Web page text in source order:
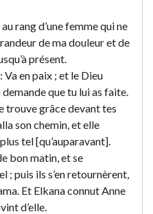
rang d’une femme qui ne
de ma douleur et de
présent.
en paix ; et le Dieu
que tu lui as faite.
trouve grâce devant tes
son chemin, et elle
tel [qu’auparavant].
bon matin, et se
; puis ils s’en retournèrent,
Et Elkana connut Anne
d’elle.